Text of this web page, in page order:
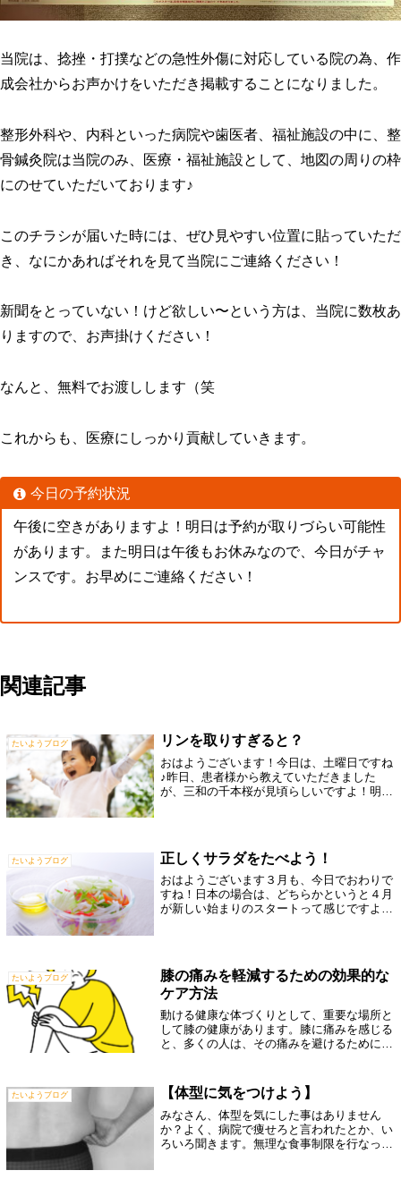
当院は、捻挫・打撲などの急性外傷に対応している院の為、作
成会社からお声かけをいただき掲載することになりました。
整形外科や、内科といった病院や歯医者、福祉施設の中に、整
骨鍼灸院は当院のみ、医療・福祉施設として、地図の周りの枠
にのせていただいております♪
このチラシが届いた時には、ぜひ見やすい位置に貼っていただ
き、なにかあればそれを見て当院にご連絡ください！
新聞をとっていない！けど欲しい〜という方は、当院に数枚あ
りますので、お声掛けください！
なんと、無料でお渡しします（笑
これからも、医療にしっかり貢献していきます。
今日の予約状況
午後に空きがありますよ！明日は予約が取りづらい可能性
があります。また明日は午後もお休みなので、今日がチャ
ンスです。お早めにご連絡ください！
関連記事
たいようブログ リンを取りすぎると？
おはようございます！今日は、土曜日ですね
♪昨日、患者様から教えていただきました
が、三和の千本桜が見頃らしいですよ！明日
たいようブログ 正しくサラダをたべよう！
おはようございます３月も、今日でおわりで
すね！日本の場合は、どちらかというと４月
が新しい始まりのスタートって感じですよね
ラ...
たいようブログ
膝の痛みを軽減するための効果的な
ケア方法
動ける健康な体づくりとして、重要な場所と
して膝の健康があります。膝に痛みを感じる
と、多くの人は、その痛みを避けるために、
と、膝周辺の筋肉が固まり、血行が悪化し、
結...
たいようブログ 【体型に気をつけよう】
みなさん、体型を気にした事はありません
か？よく、病院で痩せろと言われたとか、い
ろいろ聞きます。無理な食事制限を行なっ